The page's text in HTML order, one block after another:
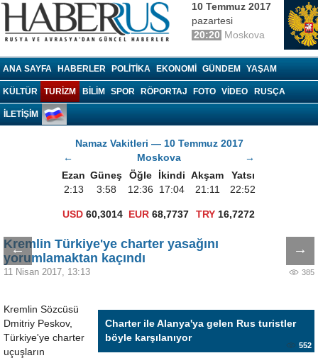
10 Temmuz 2017
pazartesi
20:20 Moskova
ANA SAYFA HABERLER POLITIKA EKONOMI GÜNDEM YAŞAM
KÜLTÜR TURIZM BILIM SPOR RÖPORTAJ FOTO VIDEO RUSÇA
İLETİŞİM
Namaz Vakitleri — 10 Temmuz 2017
←
Moskova
→
Ezan Güneş Öğle İkindi Akşam
Yatsı
2:13
3:58 12:36 17:04 21:11 22:52
USD 60,3014 EUR 68,7737 TRY16,7272
← →
Kremlin Türkiye'ye charter yasağını
yorumlamaktan kaçındı
11 Nisan 2017, 13:13 385
Charter ile Alanya'ya gelen Rus turistler
böyle karşılanıyor
552
Kremlin Sözcüsü
Dmitriy Peskov,
Türkiye'ye charter
uçuşların